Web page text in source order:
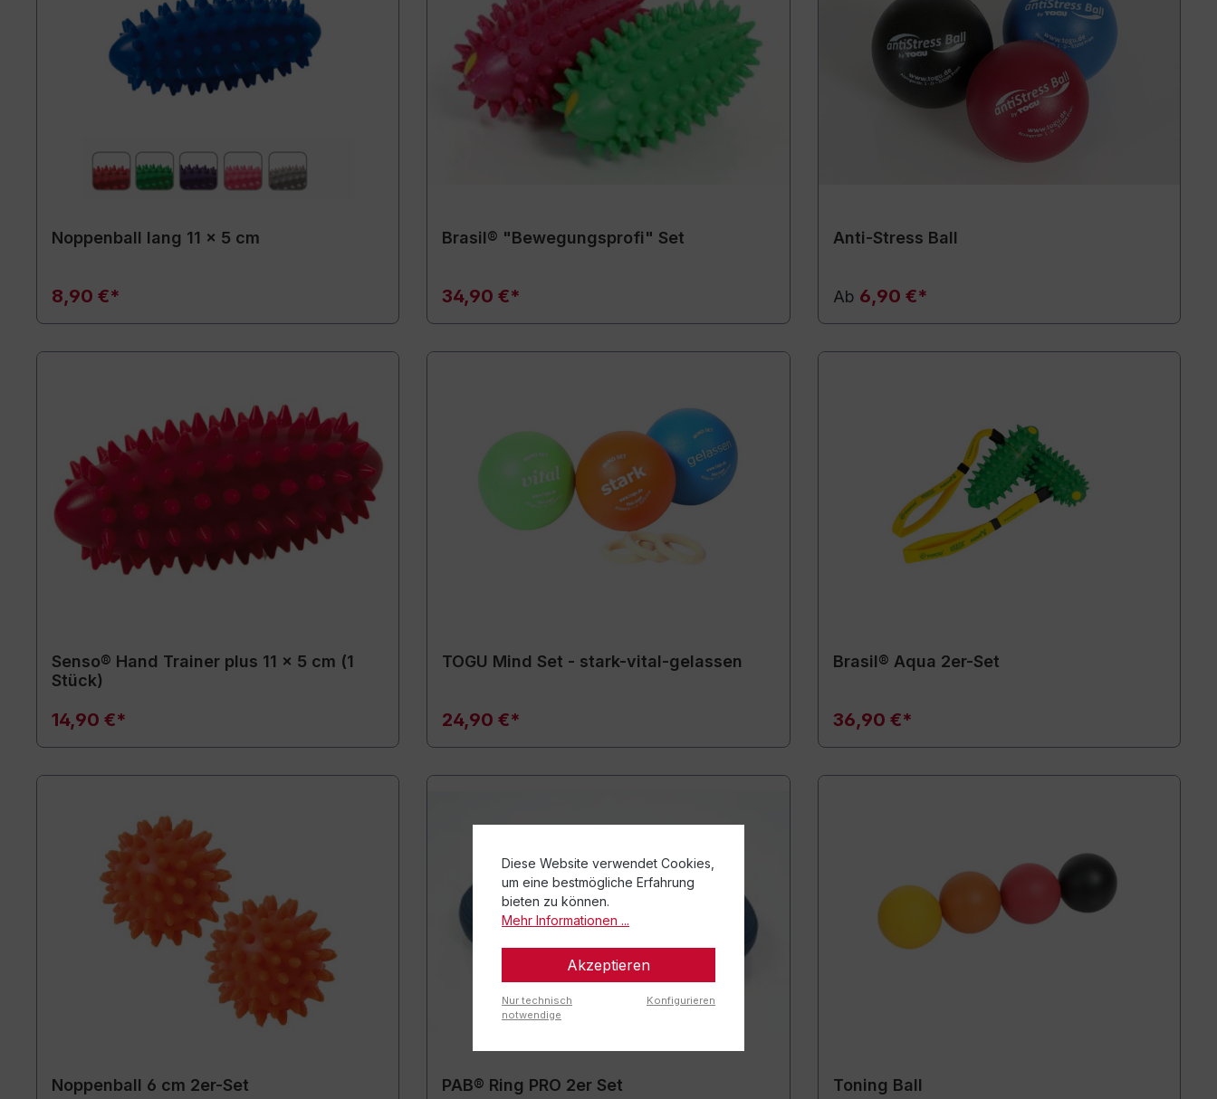
Noppenball lang 11 x 5 cm
8,90 €*
Brasil® "Bewegungsprofi" Set
34,90 €*
Anti-Stress Ball
Ab 6,90 €*
Senso® Hand Trainer plus 11 x 5 cm (1
Stück)
14,90 €*
TOGU Mind Set - stark-vital-gelassen
24,90 €*
Brasil® Aqua 2er-Set
36,90 €*
Noppenball 6 cm 2er-Set PAB® Ring PRO 2er Set Toning Ball
Diese Website verwendet Cookies,
um eine bestmögliche Erfahrung
bieten zu können.
Mehr Informationen ...
Akzeptieren
Nur technisch
notwendige
Konfigurieren